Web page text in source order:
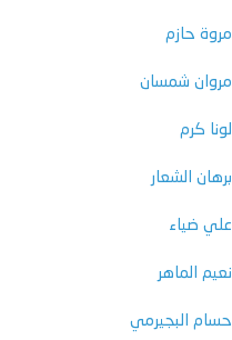
مروة حازم
مروان شمسان
لونا كرم
برهان الشعار
علي ضياء
نعيم الماهر
حسام البجيرمي